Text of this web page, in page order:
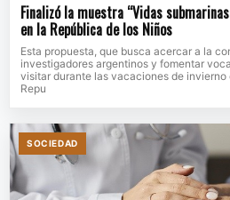
Finalizó la muestra “Vidas
en la República de los Niños
Esta propuesta, que busca acercar a la
investigadores argentinos y fomentar
visitar durante las vacaciones de invierno
Repu
SOCIEDAD